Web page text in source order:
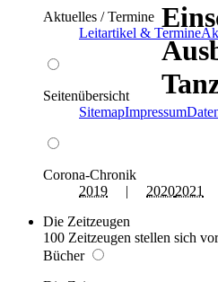
Aktuelles / Termine
Leitartikel & Termine
Seitenübersicht
SitemapImpressum
Corona-Chronik
2019 | 20202021
Die Zeitzeugen
100 Zeitzeugen stellen sich
Bücher